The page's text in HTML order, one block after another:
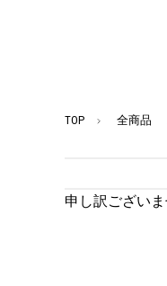
TOP 全商品
申し訳ござい